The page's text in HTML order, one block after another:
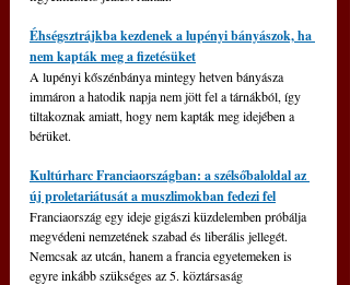
Éhségsztrájkba kezdenek a lupényi bányászok, ha
nem kapták meg a fizetésüket
A lupényi kőszénbánya mintegy hetven bányásza
immáron a hatodik napja nem jött fel a tárnákból, így
tiltakoznak amiatt, hogy nem kapták meg idejében a
bérüket.
Kultúrharc Franciaországban: a szélsőbaloldal az
új proletariátusát a muszlimokban fedezi fel
Franciaország egy ideje gigászi küzdelemben próbálja
megvédeni nemzetének szabad és liberális jellegét.
Nemcsak az utcán, hanem a francia egyetemeken is
egyre inkább szükséges az 5. köztársaság